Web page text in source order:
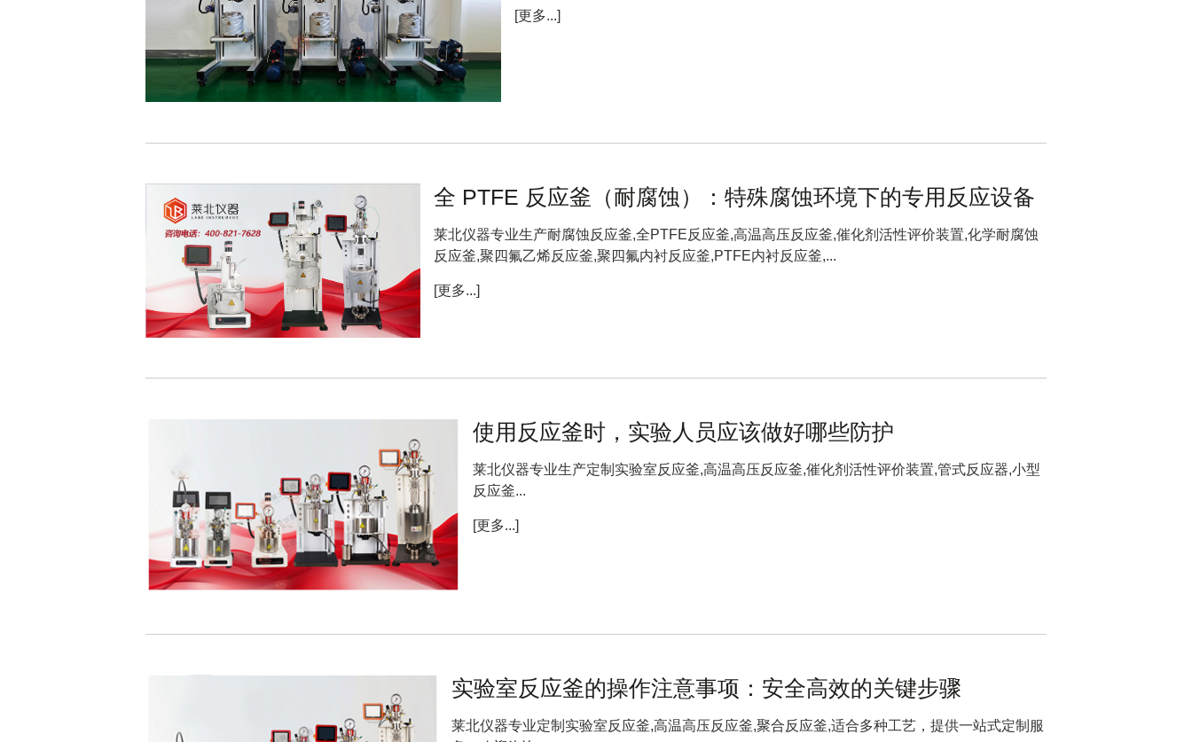
[更多...]
全 PTFE 反应釜（耐腐蚀）：特殊腐蚀环境下的专用反应设备
莱北仪器专业生产耐腐蚀反应釜,全PTFE反应釜,高温高压反应釜,催化剂活性评价装置,化学耐腐蚀
反应釜,聚四氟乙烯反应釜,聚四氟内衬反应釜,PTFE内衬反应釜,...
[更多...]
使用反应釜时，实验人员应该做好哪些防护
莱北仪器专业生产定制实验室反应釜,高温高压反应釜,催化剂活性评价装置,管式反应器,小型
反应釜...
[更多...]
实验室反应釜的操作注意事项：安全高效的关键步骤
莱北仪器专业定制实验室反应釜,高温高压反应釜,聚合反应釜,适合多种工艺，提供一站式定制服